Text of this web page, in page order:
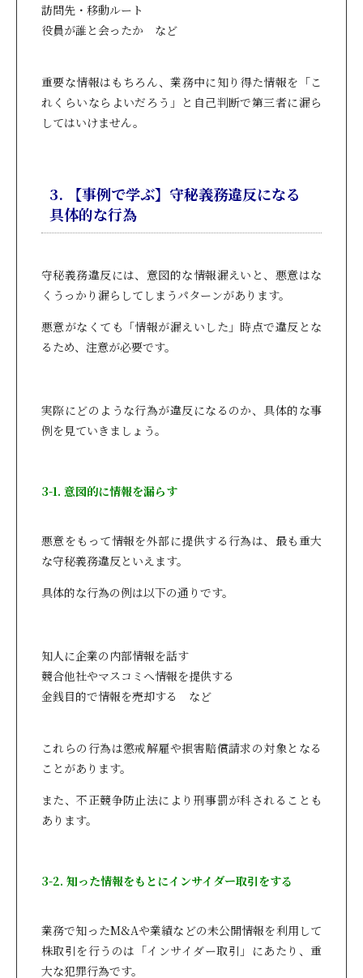
訪問先・移動ルート
役員が誰と会ったか など
重要な情報はもちろん、業務中に知り得た情報を「こ
れくらいならよいだろう」と自己判断で第三者に漏ら
してはいけません。
3. 【事例で学ぶ】守秘義務違反になる
具体的な行為
守秘義務違反には、意図的な情報漏えいと、悪意はな
くうっかり漏らしてしまうパターンがあります。
悪意がなくても「情報が漏えいした」時点で違反とな
るため、注意が必要です。
実際にどのような行為が違反になるのか、具体的な事
例を見ていきましょう。
3-1. 意図的に情報を漏らす
悪意をもって情報を外部に提供する行為は、最も重大
な守秘義務違反といえます。
具体的な行為の例は以下の通りです。
知人に企業の内部情報を話す
競合他社やマスコミへ情報を提供する
金銭目的で情報を売却する など
これらの行為は懲戒解雇や損害賠償請求の対象となる
ことがあります。
また、不正競争防止法により刑事罰が科されることも
あります。
3-2. 知った情報をもとにインサイダー取引をする
業務で知ったM&Aや業績などの未公開情報を利用して
株取引を行うのは「インサイダー取引」にあたり、重
大な犯罪行為です。